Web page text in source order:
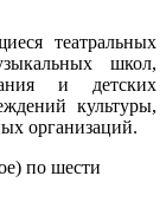
театральных
школ,
и детских
культуры,
организаций.
по шести